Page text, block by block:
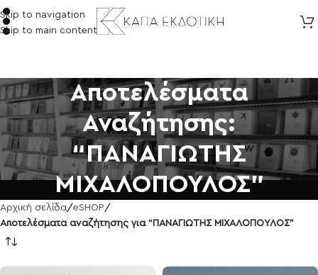
Skip to navigation
Skip to main content
Αποτελέσματα
Αναζήτησης:
“ΠΑΝΑΓΙΩΤΗΣ
ΜΙΧΑΛΟΠΟΥΛΟΣ”
Αρχική σελίδα/eSHOP/
Αποτελέσματα αναζήτησης για “ΠΑΝΑΓΙΩΤΗΣ ΜΙΧΑΛΟΠΟΥΛΟΣ”